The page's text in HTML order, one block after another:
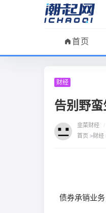
首页
财经
告别野
韭菜财经 /
首页 >财经
债券承销业务